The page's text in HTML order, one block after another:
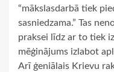
“mākslasdarbā tiek
sasniedzama.” Tas
praksei līdz ar to tiek
mēģinājums izlabot
Arī ģeniālais Krievu